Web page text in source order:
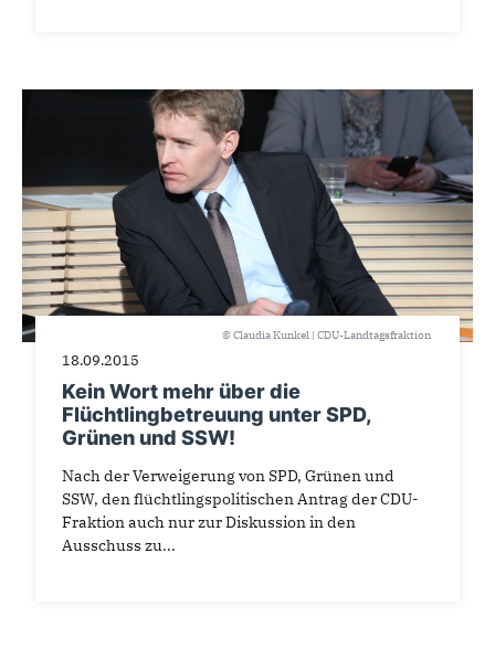
© Claudia Kunkel | CDU-Landtagsfraktion
18.09.2015
Kein Wort mehr über die
Flüchtlingbetreuung unter SPD,
Grünen und SSW!
Nach der Verweigerung von SPD, Grünen und
SSW, den flüchtlingspolitischen Antrag der CDU-
Fraktion auch nur zur Diskussion in den
Ausschuss zu...